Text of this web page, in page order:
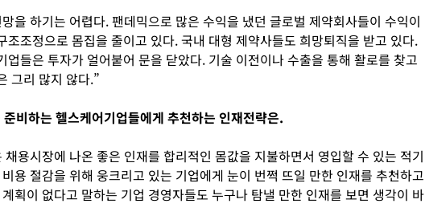
을 하기는 어렵다. 팬데믹으로 많은 수익을 냈던 글로벌 제약회사들이 수익이
조조정으로 몸집을 줄이고 있다. 국내 대형 제약사들도 희망퇴직을 받고 있다.
업들은 투자가 얼어붙어 문을 닫았다. 기술 이전이나 수출을 통해 활로를 찾고
그리 많지 않다.”
비하는 헬스케어기업들에게 추천하는 인재전략은.
채용시장에 나온 좋은 인재를 합리적인 몸값을 지불하면서 영입할 수 있는 적기
용 절감을 위해 웅크리고 있는 기업에게 눈이 번쩍 뜨일 만한 인재를 추천하고
획이 없다고 말하는 기업 경영자들도 누구나 탐낼 만한 인재를 보면 생각이 바